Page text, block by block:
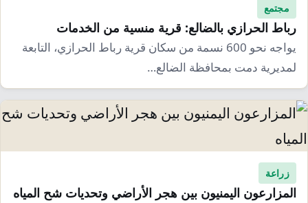
فيديو
مجتمع
رباط الحرازي بالضالع: قرية منسية من الخدمات
يواجه نحو 600 نسمة من سكان قرية رباط الحرازي، التابعة
لمديرية دمت بمحافظة الضالع…
زراعة
المزارعون اليمنيون بين هجر الأراضي وتحديات شح المياه